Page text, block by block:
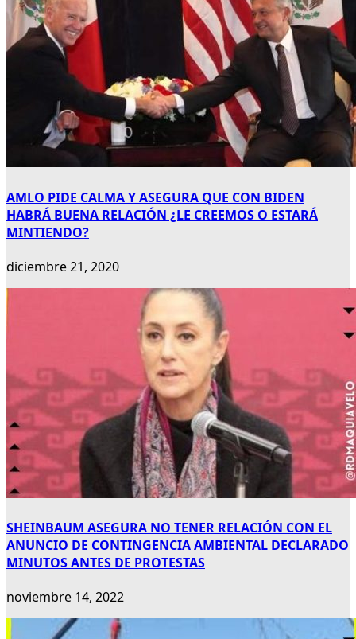
AMLO PIDE CALMA Y ASEGURA QUE CON BIDEN
HABRÁ BUENA RELACIÓN ¿LE CREEMOS O ESTARÁ
MINTIENDO?
diciembre 21, 2020
SHEINBAUM ASEGURA NO TENER RELACIÓN CON EL
ANUNCIO DE CONTINGENCIA AMBIENTAL DECLARADO
MINUTOS ANTES DE PROTESTAS
noviembre 14, 2022